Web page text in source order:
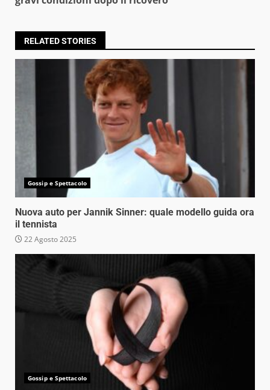
RELATED STORIES
Gossip e Spettacolo
Nuova auto per Jannik Sinner: quale modello guida ora
il tennista
22 Agosto 2025
Gossip e Spettacolo